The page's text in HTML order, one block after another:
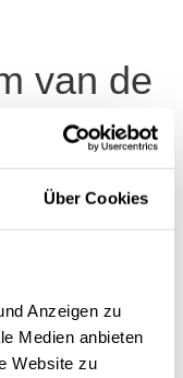
Über Cookies
Anzeigen zu
Medien anbieten
Website zu
van de
stadscentrum